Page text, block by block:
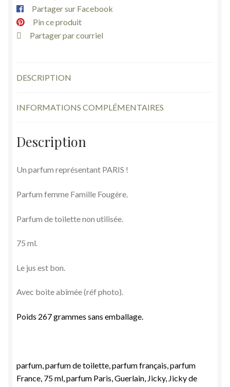
Partager sur Facebook
Pin ce produit
Partager par courriel
DESCRIPTION
INFORMATIONS COMPLÉMENTAIRES
Description
Un parfum représentant PARIS !
Parfum femme Famille Fougère.
Parfum de toilette non utilisée.
75 ml.
Le jus est bon.
Avec boite abîmée (réf photo).
Poids 267 grammes sans emballage.
parfum, parfum de toilette, parfum français, parfum
France, 75 ml, parfum Paris, Guerlain, Jicky, Jicky de